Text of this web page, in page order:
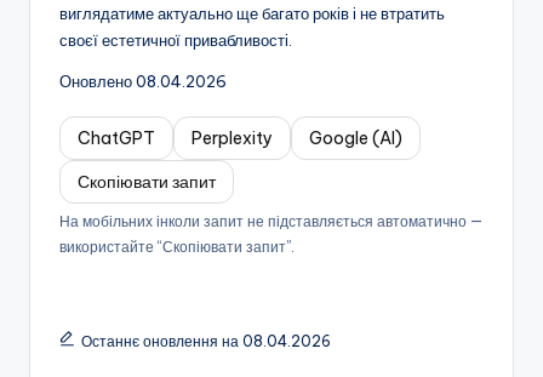
виглядатиме актуально ще багато років і не втратить
своєї естетичної привабливості.
Оновлено 08.04.2026
ChatGPT Perplexity
Google (AI)
Скопіювати запит
На мобільних інколи запит не підставляється автоматично —
використайте “Скопіювати запит”.
Останнє оновлення на 08.04.2026